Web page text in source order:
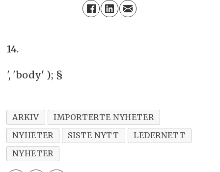
14.
', 'body' ); §
ARKIV
IMPORTERTE NYHETER
NYHETER
SISTE NYTT
LEDERNETT
NYHETER